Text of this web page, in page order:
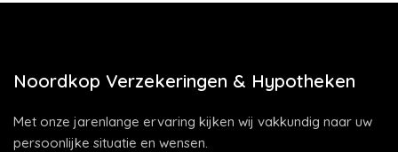
Noordkop Verzekeringen & Hypotheken
Met onze jarenlange ervaring kijken wij vakkundig naar uw
persoonlijke situatie en wensen.